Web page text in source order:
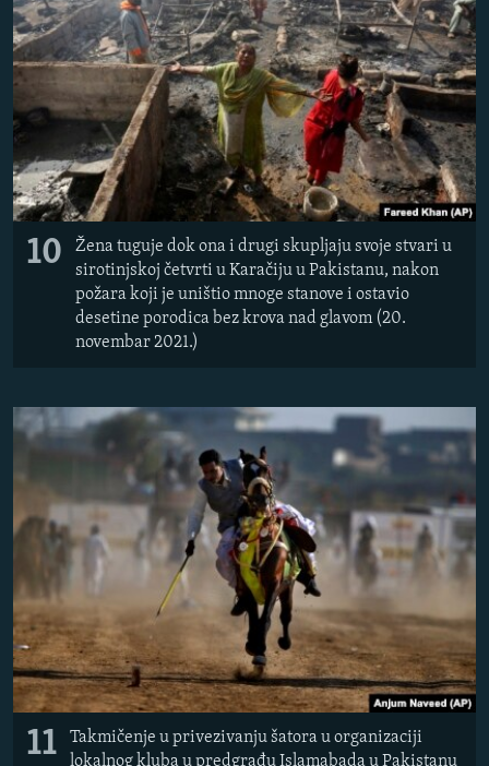
10
Žena tuguje dok ona i drugi skupljaju svoje stvari u
sirotinjskoj četvrti u Karačiju u Pakistanu, nakon
požara koji je uništio mnoge stanove i ostavio
desetine porodica bez krova nad glavom (20.
novembar 2021.)
11
Takmičenje u privezivanju šatora u organizaciji
lokalnog kluba u predgrađu Islamabada u Pakistanu